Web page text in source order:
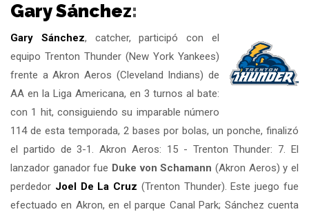
Gary Sánchez:
Gary Sánchez, catcher, participó con el
equipo Trenton Thunder (New York Yankees)
frente a Akron Aeros (Cleveland Indians) de
AA en la Liga Americana, en 3 turnos al bate:
con 1 hit, consiguiendo su imparable número
114 de esta temporada, 2 bases por bolas, un ponche, finalizó
el partido de 3-1. Akron Aeros: 15 - Trenton Thunder: 7. El
lanzador ganador fue Duke von Schamann (Akron Aeros) y el
perdedor Joel De La Cruz (Trenton Thunder). Este juego fue
efectuado en Akron, en el parque Canal Park; Sánchez cuenta